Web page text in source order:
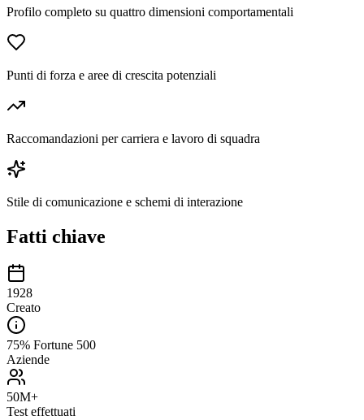
Profilo completo su quattro dimensioni comportamentali
Punti di forza e aree di crescita potenziali
Raccomandazioni per carriera e lavoro di squadra
Stile di comunicazione e schemi di interazione
Fatti chiave
1928
Creato
75% Fortune 500
Aziende
50M+
Test effettuati